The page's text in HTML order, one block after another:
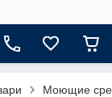
Моющие